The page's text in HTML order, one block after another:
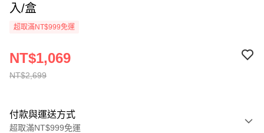
入/盒
超取滿NT$999免運
NT$2,699
NT$1,069
付款與運送方式
超取滿NT$999免運